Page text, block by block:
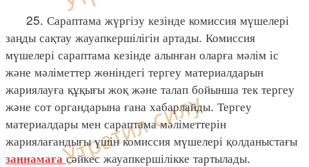
25. Сараптама жүргізу кезінде комиссия мүшелері
заңды сақтау жауапкершілігін артады. Комиссия
мүшелері сараптама кезінде алынған оларға мәлім іс
және мәліметтер жөніндегі тергеу материалдарын
жариялауға құқығы жоқ және талап бойынша тек тергеу
және сот органдарына ғана хабарлайды. Тергеу
материалдары мен сараптама мәліметтерін
жариялағандығы үшін комиссия мүшелері қолданыстағы
заңнамағасәйкес жауапкершілікке тартылады.